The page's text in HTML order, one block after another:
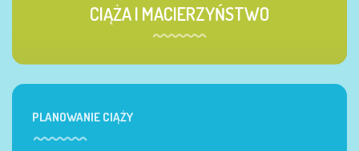
CIĄŻA I MACIERZYŃSTWO
PLANOWANIE CIĄŻY